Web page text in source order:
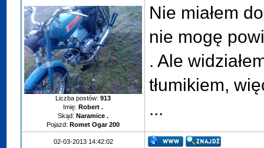
Liczba postów:913
Imię: Robert .
Skąd: Naramice .
Pojazd: Romet Ogar 200
Nie miałem
nie mogę
. Ale
tłumikiem,
...
02-03-2013 14:42:02